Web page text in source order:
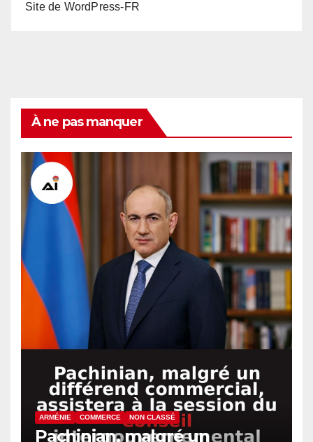
Site de WordPress-FR
À ne pas manquer
ARMÉNIE COMMERCE NON CLASSÉ
Pachinian, malgré un